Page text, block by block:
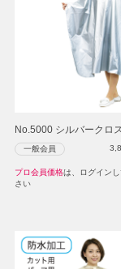
No.5000 シルバークロス
一般会員
プロ会員価格は、ログイン
さい